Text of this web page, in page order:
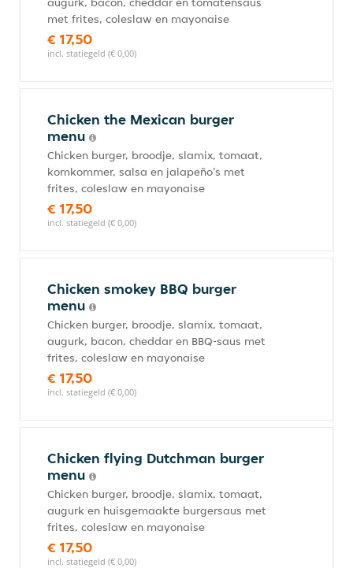
met frites, coleslaw en mayonaise
€ 17,50
incl. statiegeld (€ 0,00)
Chicken the Mexican burger
menu
Chicken burger, broodje, slamix, tomaat,
komkommer, salsa en jalapeño's met
frites, coleslaw en mayonaise
€ 17,50
incl. statiegeld (€ 0,00)
Chicken smokey BBQ burger
menu
Chicken burger, broodje, slamix, tomaat,
augurk, bacon, cheddar en BBQ-saus met
frites, coleslaw en mayonaise
€ 17,50
incl. statiegeld (€ 0,00)
Chicken flying Dutchman burger
menu
Chicken burger, broodje, slamix, tomaat,
augurk en huisgemaakte burgersaus met
frites, coleslaw en mayonaise
€ 17,50
incl. statiegeld (€ 0,00)